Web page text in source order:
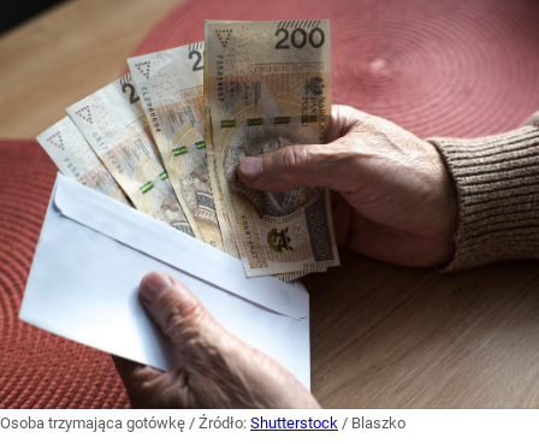
Osoba trzymająca gotówkę / Źródło: Shutterstock / Blaszko